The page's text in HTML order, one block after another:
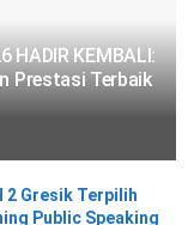
HADIR KEMBALI:
Prestasi Terbaik
2 Gresik Terpilih
Public Speaking